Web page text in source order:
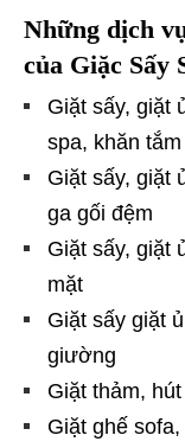
Những dịch
của Giặc Sấy
Giặt sấy, giặt
spa, khăn tắm
Giặt sấy, giặt
ga gối đệm
Giặt sấy, giặt
mặt
Giặt sấy giặt
giường
Giặt thảm,
Giặt ghế